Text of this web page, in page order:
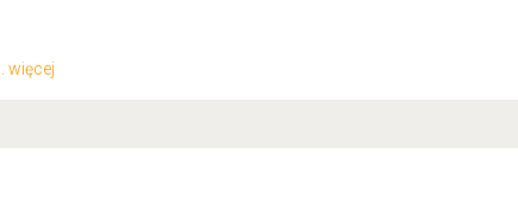
... więcej